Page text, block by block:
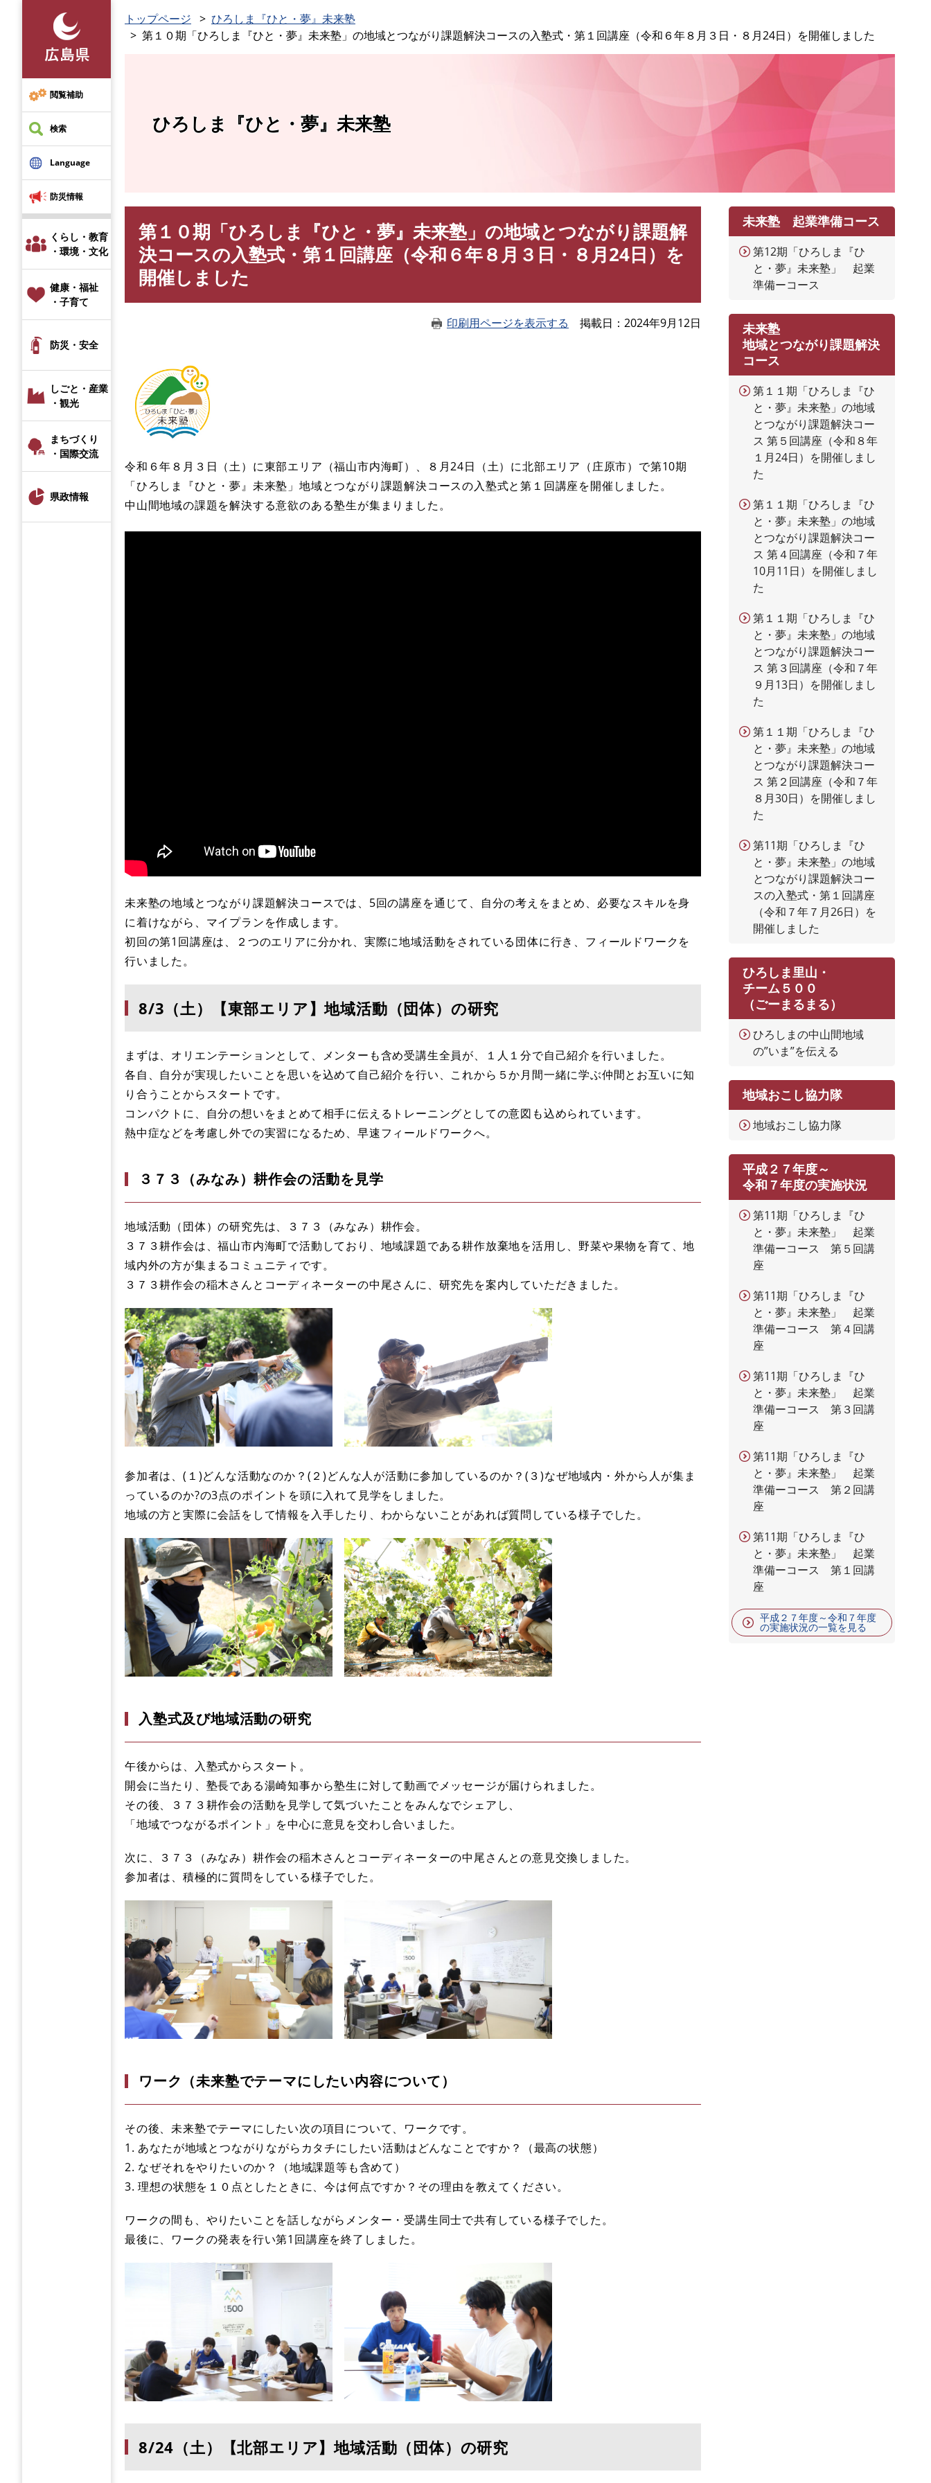
先
頭
で
す
閲覧補助
検索
Language
防災情報
くらし・教育
・環境・文化
健康・福祉
・子育て
防災・安全
しごと・産業
・観光
まちづくり
・国際交流
県政情報
トップページ
ひろしま『ひと・夢』未来塾
第１０期「ひろしま『ひと・夢』未来塾」の地域とつながり課題解決コースの入塾式・第１回講座（令和６年８月３日・８月24日）を開催しました
ひろしま『ひと・夢』未来塾
第１０期「ひろしま『ひと・夢』未来塾」の地域とつながり課題解
決コースの入塾式・第１回講座（令和６年８月３日・８月24日）を
開催しました
印刷用ページを表示する 掲載日 2024年9月12日
令和６年８月３日（土）に東部エリア（福山市内海町）、８月24日（土）に北部エリア（庄原市）で第10期
「ひろしま『ひと・夢』未来塾」地域とつながり課題解決コースの入塾式と第１回講座を開催しました。
中山間地域の課題を解決する意欲のある塾生が集まりました。
未来塾の地域とつながり課題解決コースでは、5回の講座を通じて、自分の考えをまとめ、必要なスキルを身
に着けながら、マイプランを作成します。
初回の第1回講座は、２つのエリアに分かれ、実際に地域活動をされている団体に行き、フィールドワークを
行いました。
8/3（土）【東部エリア】地域活動（団体）の研究
まずは、オリエンテーションとして、メンターも含め受講生全員が、１人１分で自己紹介を行いました。
​各自、自分が実現したいことを思いを込めて自己紹介を行い、これから５か月間一緒に学ぶ仲間とお互いに知
り合うことからスタートです。
コンパクトに、自分の想いをまとめて相手に伝えるトレーニングとしての意図も込められています。
熱中症などを考慮し外での実習になるため、早速フィールドワークへ。
３７３（みなみ）耕作会の活動を見学
地域活動（団体）の研究先は、３７３（みなみ）耕作会。
​３７３耕作会は、福山市内海町で活動しており、地域課題である耕作放棄地を活用し、野菜や果物を育て、地
域内外の方が集まるコミュニティです。
​​３７３耕作会の稲木さんとコーディネーターの中尾さんに、研究先を案内していただきました。
参加者は、(１)どんな活動なのか？(２)どんな人が活動に参加しているのか？(３)なぜ地域内・外から人が集ま
っているのか?の3点のポイントを頭に入れて見学をしました。
地域の方と実際に会話をして情報を入手したり、わからないことがあれば質問している様子でした。
入塾式及び地域活動の研究
午後からは、入塾式からスタート。
開会に当たり、塾長である湯崎知事から塾生に対して動画でメッセージが届けられました。
その後、３７３耕作会の活動を見学して気づいたことをみんなでシェアし、
「地域でつながるポイント」を中心に意見を交わし合いました。
次に、３７３（みなみ）耕作会の稲木さんとコーディネーターの中尾さんとの意見交換しました。
参加者は、積極的に質問をしている様子でした。
ワーク（未来塾でテーマにしたい内容について）
その後、未来塾でテーマにしたい次の項目について、ワークです。
​1. あなたが地域とつながりながらカタチにしたい活動はどんなことですか？（最高の状態）
​2. なぜそれをやりたいのか？（地域課題等も含めて）
​3. 理想の状態を１０点としたときに、今は何点ですか？その理由を教えてください。
ワークの間も、やりたいことを話しながらメンター・受講生同士で共有している様子でした。
最後に、ワークの発表を行い第1回講座を終了しました。
8/24（土）【北部エリア】地域活動（団体）の研究
未来塾 起業準備コース
第12期「ひろしま『ひ
と・夢』未来塾」 起業
準備ーコース
未来塾
地域とつながり課題解決
コース
第１１期「ひろしま『ひ
と・夢』未来塾」の地域
とつながり課題解決コー
ス 第５回講座（令和８年
１月24日）を開催しまし
た
第１１期「ひろしま『ひ
と・夢』未来塾」の地域
とつながり課題解決コー
ス 第４回講座（令和７年
10月11日）を開催しまし
た
第１１期「ひろしま『ひ
と・夢』未来塾」の地域
とつながり課題解決コー
ス 第３回講座（令和７年
９月13日）を開催しまし
た
第１１期「ひろしま『ひ
と・夢』未来塾」の地域
とつながり課題解決コー
ス 第２回講座（令和７年
８月30日）を開催しまし
た
第11期「ひろしま『ひ
と・夢』未来塾」の地域
とつながり課題解決コー
スの入塾式・第１回講座
（令和７年７月26日）を
開催しました
ひろしま里山・
チーム５００
（ごーまるまる）
ひろしまの中山間地域
の”いま”を伝える
地域おこし協力隊
地域おこし協力隊
平成２７年度～
令和７年度の実施状況
第11期「ひろしま『ひ
と・夢』未来塾」 起業
準備ーコース 第５回講
座
第11期「ひろしま『ひ
と・夢』未来塾」 起業
準備ーコース 第４回講
座
第11期「ひろしま『ひ
と・夢』未来塾」 起業
準備ーコース 第３回講
座
第11期「ひろしま『ひ
と・夢』未来塾」 起業
準備ーコース 第２回講
座
第11期「ひろしま『ひ
と・夢』未来塾」 起業
準備ーコース 第１回講
座
平成２７年度～令和７年度
の実施状況の一覧を見る